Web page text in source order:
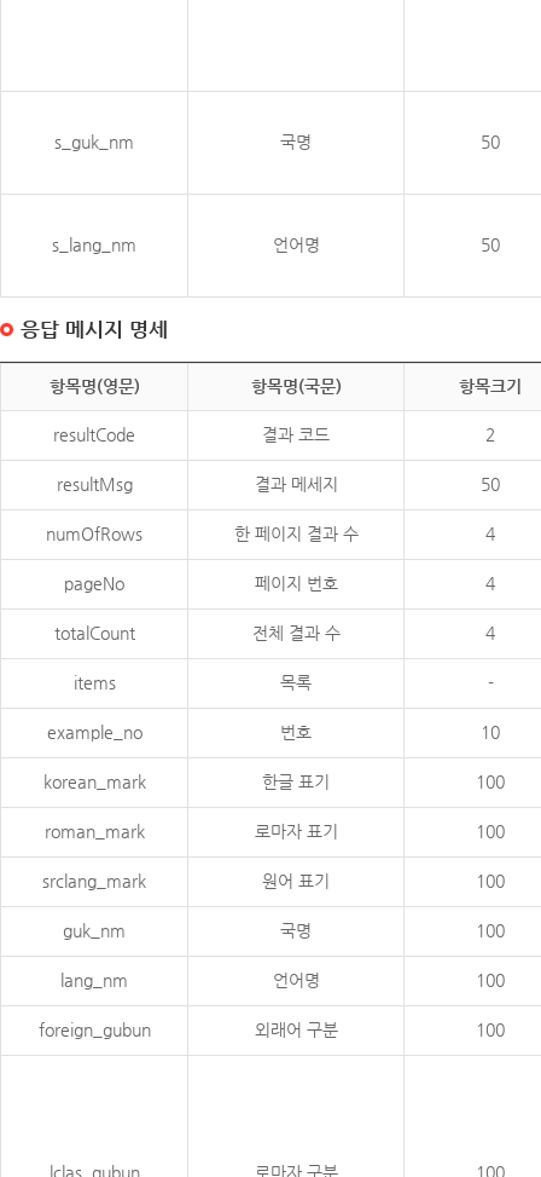
s_guk_nm 국명 50
s_lang_nm 언어명 50
응답 메시지 명세
항목명(영문) 항목명(국문) 항목크기
resultCode 결과 코드 2
resultMsg 결과 메세지 50
numOfRows 한 페이지 결과 수 4
pageNo 페이지 번호 4
totalCount 전체 결과 수 4
items 목록 -
example_no 번호 10
korean_mark 한글 표기 100
roman_mark 로마자 표기 100
srclang_mark 원어 표기 100
guk_nm 국명 100
lang_nm 언어명 100
foreign_gubun 외래어 구분 100
lclas_gubun 로마자 구분 100